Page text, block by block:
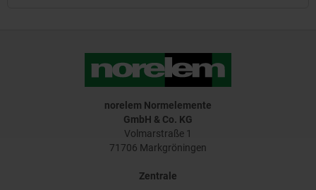
norelem Normelemente
GmbH & Co. KG
Volmarstraße 1
71706 Markgröningen
Zentrale